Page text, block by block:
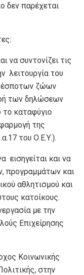
δεν παρέχεται
συντονίζει τις
λειτουργία του
ζώων
των δηλώσεων
το καταφύγιο
της
του Ο.Ε.Υ.).
και να
προγραμμάτων και
αθλητισμού και
κατοίκους.
με την
Επιχείρησης
Κοινωνικής
στην